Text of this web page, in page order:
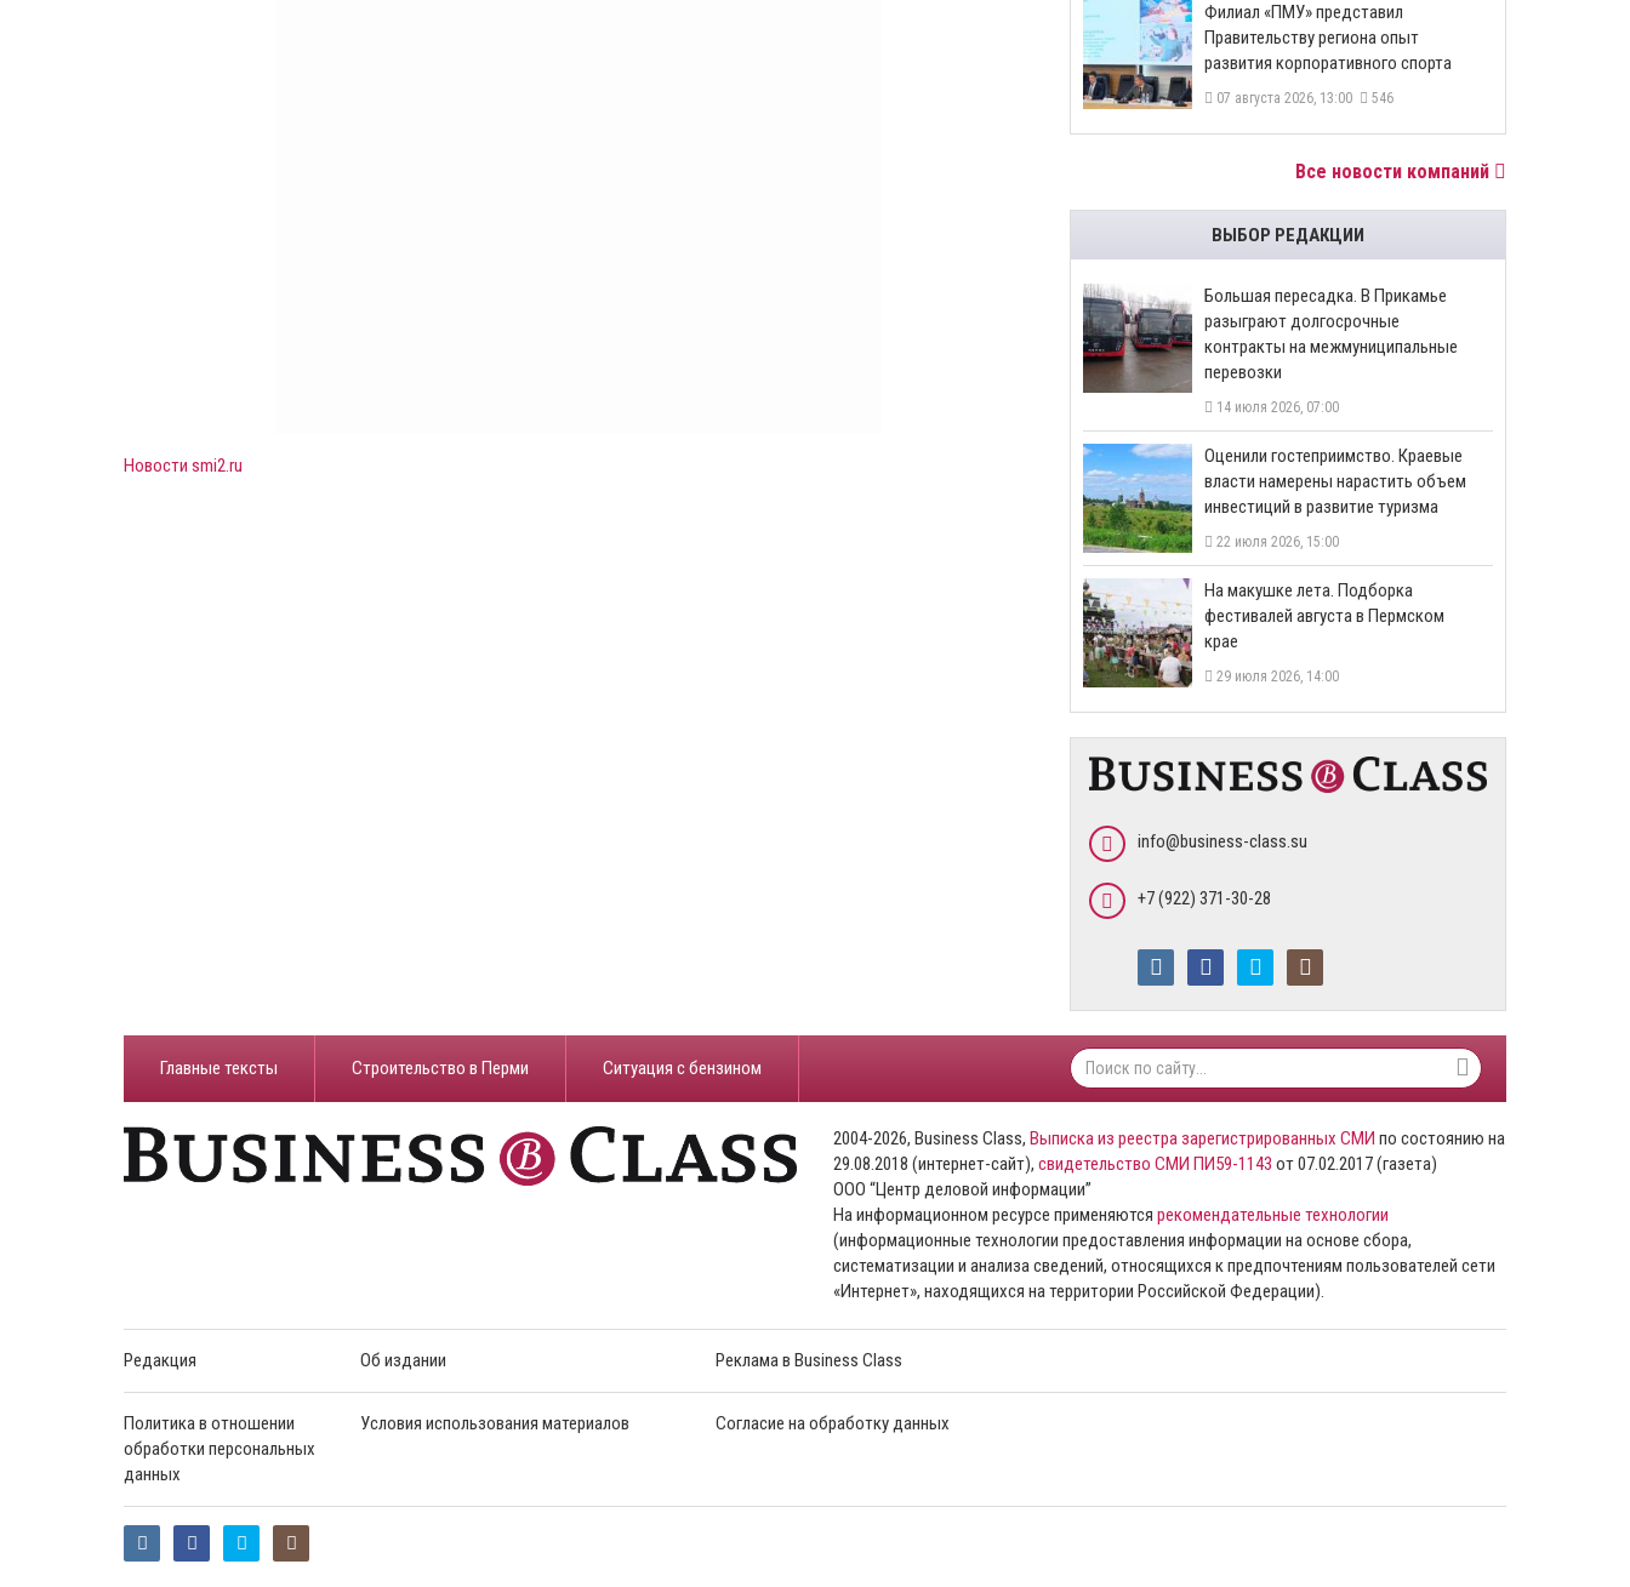
Новости smi2.ru
​Филиал «ПМУ» представил
Правительству региона опыт
развития корпоративного спорта
07 августа 2026, 13:00 546
Все новости компаний
ВЫБОР РЕДАКЦИИ
Большая пересадка. В Прикамье
разыграют долгосрочные
контракты на межмуниципальные
перевозки
14 июля 2026, 07:00
Оценили гостеприимство. Краевые
власти намерены нарастить объем
инвестиций в развитие туризма
22 июля 2026, 15:00
На макушке лета. Подборка
фестивалей августа в Пермском
крае
29 июля 2026, 14:00
info@business-class.su
+7 (922) 371-30-28
Главные тексты Строительство в Перми ​Ситуация с бензином
2004-2026, Business Class, Выписка из реестра зарегистрированных СМИ по состоянию на
29.08.2018 (интернет-сайт), свидетельство СМИ ПИ59-1143 от 07.02.2017 (газета)
ООО “Центр деловой информации”
На информационном ресурсе применяются рекомендательные технологии
(информационные технологии предоставления информации на основе сбора,
систематизации и анализа сведений, относящихся к предпочтениям пользователей сети
«Интернет», находящихся на территории Российской Федерации).
Редакция Об издании Реклама в Business Class
Политика в отношении
обработки персональных
данных
Условия использования материалов Согласие на обработку данных